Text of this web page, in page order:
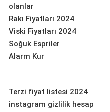
olanlar
Rakı Fiyatları 2024
Viski Fiyatları 2024
Soğuk Espriler
Alarm Kur
Terzi fiyat listesi 2024
instagram gizlilik hesap